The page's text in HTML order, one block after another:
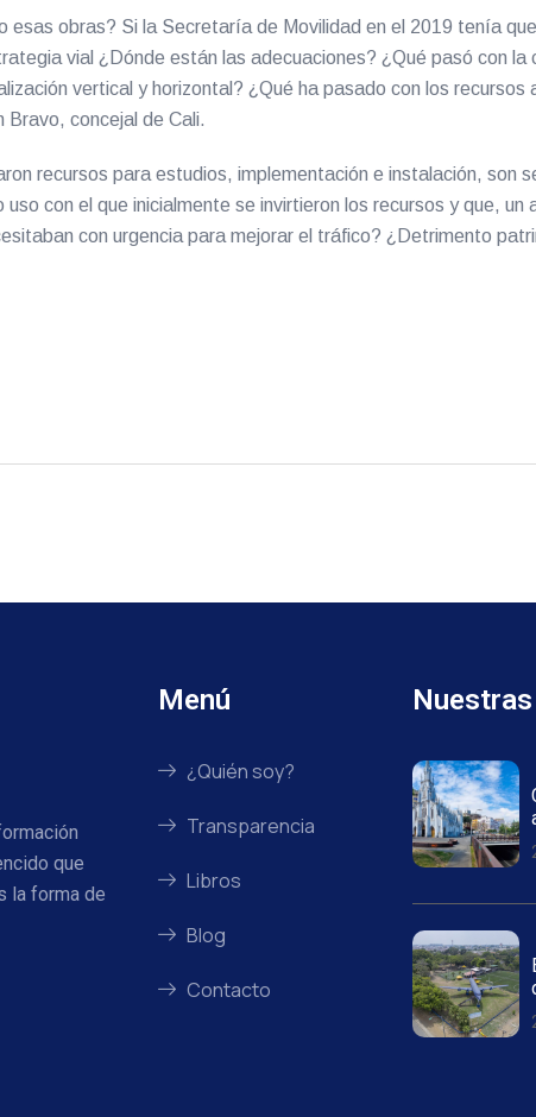
esas obras? Si la Secretaría de Movilidad en el 2019 tenía
vial ¿Dónde están las adecuaciones? ¿Qué pasó con la
vertical y horizontal? ¿Qué ha pasado con los recursos
Bravo, concejal de Cali.
recursos para estudios, implementación e instalación, son
con el que inicialmente se invirtieron los recursos y que, un
con urgencia para mejorar el tráfico? ¿Detrimento
que
la forma de
Menú
¿Quién soy?
Transparencia
Libros
Blog
Contacto